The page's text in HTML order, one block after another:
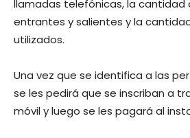
llamadas telefónicas, la cantidad
entrantes y salientes y la
utilizados.
Una vez que se identifica a las
se les pedirá que se inscriban a
móvil y luego se les pagará al